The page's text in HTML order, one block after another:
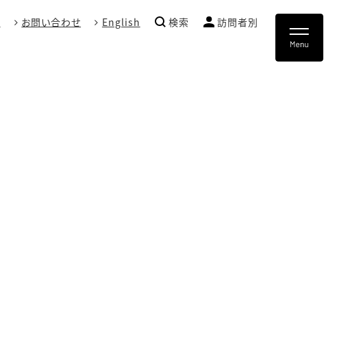
お問い合わせ English 検索 訪問者別